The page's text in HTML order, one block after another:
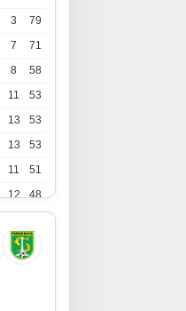
3
79
7
71
8
58
11
53
13
53
13
53
11
51
12
48
11 45